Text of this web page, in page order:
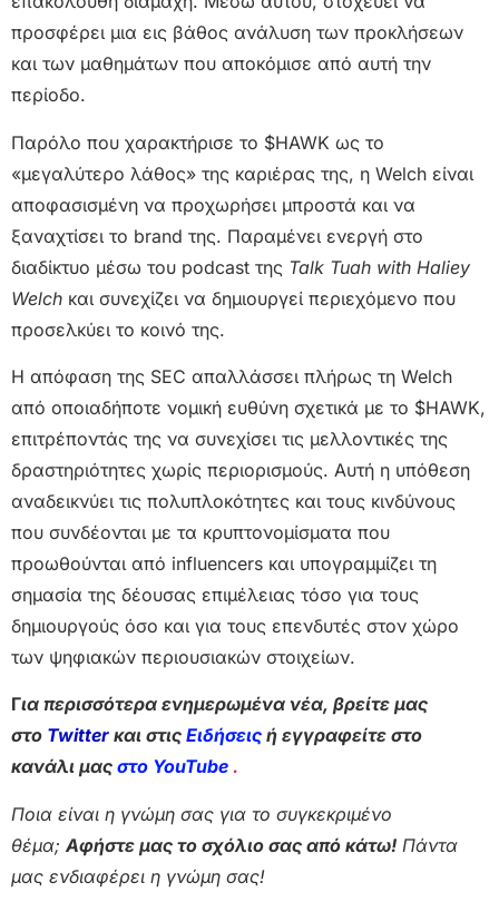
προσφέρει μια εις βάθος ανάλυση των προκλήσεων
και των μαθημάτων που αποκόμισε από αυτή την
περίοδο.
Παρόλο που χαρακτήρισε το $HAWK ως το
«μεγαλύτερο λάθος» της καριέρας της, η Welch είναι
αποφασισμένη να προχωρήσει μπροστά και να
ξαναχτίσει το brand της. Παραμένει ενεργή στο
διαδίκτυο μέσω του podcast της Talk Tuah with Haliey
Welch και συνεχίζει να δημιουργεί περιεχόμενο που
προσελκύει το κοινό της.
Η απόφαση της SEC απαλλάσσει πλήρως τη Welch
από οποιαδήποτε νομική ευθύνη σχετικά με το $HAWK,
επιτρέποντάς της να συνεχίσει τις μελλοντικές της
δραστηριότητες χωρίς περιορισμούς. Αυτή η υπόθεση
αναδεικνύει τις πολυπλοκότητες και τους κινδύνους
που συνδέονται με τα κρυπτονομίσματα που
προωθούνται από influencers και υπογραμμίζει τη
σημασία της δέουσας επιμέλειας τόσο για τους
δημιουργούς όσο και για τους επενδυτές στον χώρο
των ψηφιακών περιουσιακών στοιχείων.
Για περισσότερα ενημερωμένα νέα, βρείτε μας
στο Twitter και στις Ειδήσεις ή εγγραφείτε στο
κανάλι μας στο YouTube .
Ποια είναι η γνώμη σας για το συγκεκριμένο
θέμα; Αφήστε μας το σχόλιο σας από κάτω! Πάντα
μας ενδιαφέρει η γνώμη σας!